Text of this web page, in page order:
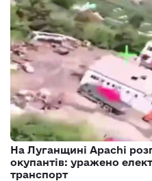
На Луганщині Apachi
окупантів: уражено
транспорт